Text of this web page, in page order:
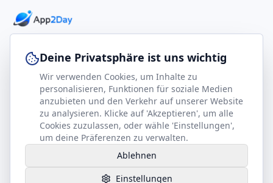
footer.company
Kontakt
Partner werden
Gesundheits-Kompass
Rechtliches
Impressum
Datenschutz
AGB
Deine Privatsphäre ist uns wichtig
Wir verwenden Cookies, um Inhalte zu
personalisieren, Funktionen für soziale Medien
anzubieten und den Verkehr auf unserer Website
zu analysieren. Klicke auf 'Akzeptieren', um alle
Cookies zuzulassen, oder wähle 'Einstellungen',
um deine Präferenzen zu verwalten.
Ablehnen
Einstellungen
Hilfe benötigt?